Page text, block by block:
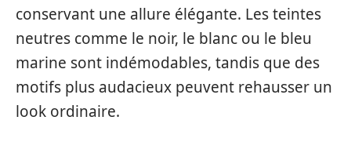
conservant une allure élégante. Les teintes
neutres comme le noir, le blanc ou le bleu
marine sont indémodables, tandis que des
motifs plus audacieux peuvent rehausser un
look ordinaire.